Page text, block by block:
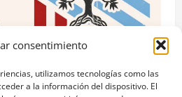
consentimiento
utilizamos tecnologías como las
a la información del dispositivo. El